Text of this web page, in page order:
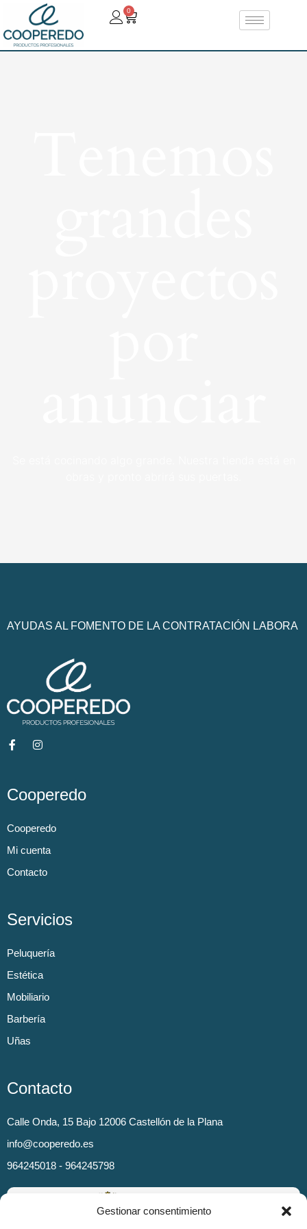
Gestionar consentimiento
0
AYUDAS AL FOMENTO DE LA CONTRATACIÓN LABORA
Cooperedo
Cooperedo
Mi cuenta
Contacto
Servicios
Peluquería
Estética
Mobiliario
Barbería
Uñas
Contacto
Calle Onda, 15 Bajo 12006 Castellón de la Plana
info@cooperedo.es
964245018 - 964245798